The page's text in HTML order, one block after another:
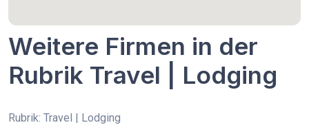
Weitere Firmen in der
Rubrik Travel | Lodging
Rubrik: Travel | Lodging